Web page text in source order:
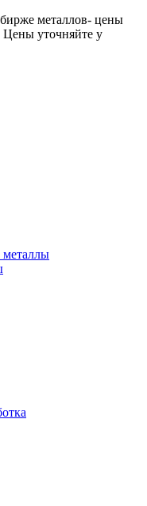
металлов- цены
уточняйте у
металлы